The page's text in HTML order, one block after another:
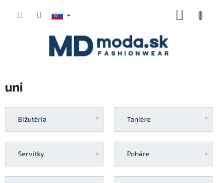
uni
Bižutéria Taniere
Servítky Poháre